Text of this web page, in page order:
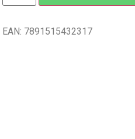
EAN: 7891515432317